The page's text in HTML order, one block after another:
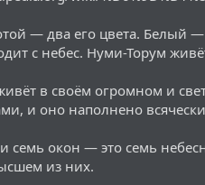
— два его цвета. Белый
с небес. Нуми-Торум
в своём огромном и
и оно наполнено
семь окон — это семь
из них.